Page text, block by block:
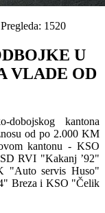
Pregleda: 1520
U
VLADE OD
dobojskog kantona
od po 2.000 KM
kantonu - KSO
RVI "Kakanj ’92"
"Auto servis Huso"
Breza i KSO "Čelik